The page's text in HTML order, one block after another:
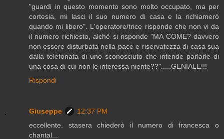
"guardi in questo momento sono molto occupato, ma per
cortesia, mi lasci il suo numero di casa e la richiamerò
quando mi libero". L'operatore/trice risponde che non vi da
il numero richiesto, alchè si risponde "MA COME? davvero
non essere disturbata nella pace e riservatezza di casa sua
dalla telefonata di uno sconosciuto che intende parlarle di
una cosa di cui non le interessa niente??".....GENIALE!!!
Rispondi
Giuseppe
12:37 PM
eccellente. stasera chiederò il numero di francesca o
chantal...